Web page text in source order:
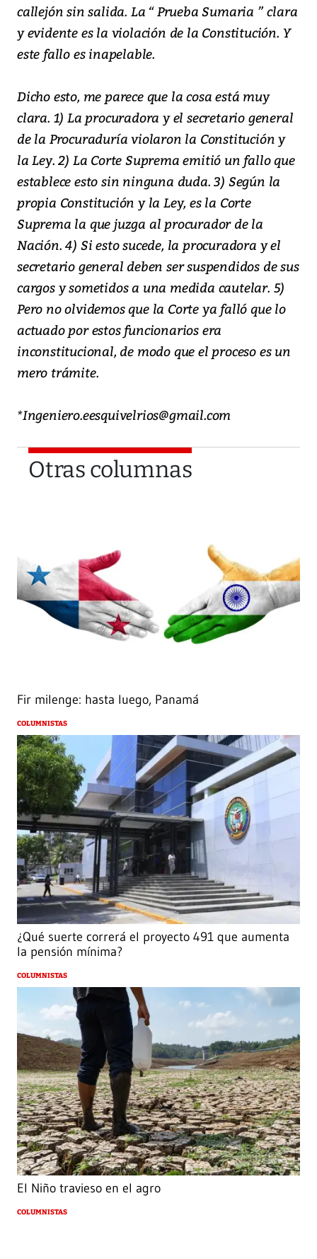
callejón sin salida. La “ Prueba Sumaria ” clara
y evidente es la violación de la Constitución. Y
este fallo es inapelable.
Dicho esto, me parece que la cosa está muy
clara. 1) La procuradora y el secretario general
de la Procuraduría violaron la Constitución y
la Ley. 2) La Corte Suprema emitió un fallo que
establece esto sin ninguna duda. 3) Según la
propia Constitución y la Ley, es la Corte
Suprema la que juzga al procurador de la
Nación. 4) Si esto sucede, la procuradora y el
secretario general deben ser suspendidos de sus
cargos y sometidos a una medida cautelar. 5)
Pero no olvidemos que la Corte ya falló que lo
actuado por estos funcionarios era
inconstitucional, de modo que el proceso es un
mero trámite.
*Ingeniero.eesquivelrios@gmail.com
Otras columnas
Fir milenge: hasta luego, Panamá
COLUMNISTAS
¿Qué suerte correrá el proyecto 491 que aumenta
la pensión mínima?
COLUMNISTAS
El Niño travieso en el agro
COLUMNISTAS